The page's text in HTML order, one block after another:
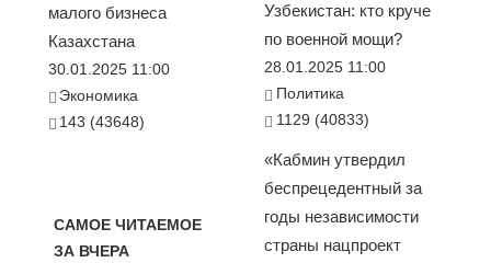
малого бизнеса
Казахстана
30.01.2025 11:00
Экономика
143 (43648)
САМОЕ ЧИТАЕМОЕ
ЗА ВЧЕРА
Узбекистан: кто круче
по военной мощи?
28.01.2025 11:00
Политика
1129 (40833)
«Кабмин утвердил
беспрецедентный за
годы независимости
страны нацпроект